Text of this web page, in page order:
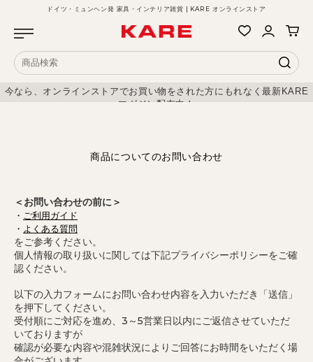
ドイツ・ミュンヘン発 家具・インテリア雑貨 | KARE オンラインストア
今なら、オンラインストアでお買い物をされた方にもれなく最新KARE
マガジン配布中！
商品についてのお問い合わせ
＜お問い合わせの前に＞
・ ご利用ガイド
・ よくある質問
をご参考ください。
個人情報の取り扱いに関しては下記プライバシーポリシーをご確
認ください。
以下の入力フォームにお問い合わせ内容を入力いただき「送信」
を押下してください。
受付順にご対応を進め、3～5営業日以内にご返信させていただ
いておりますが
確認が必要な内容や混雑状況によりご回答にお時間をいただく場